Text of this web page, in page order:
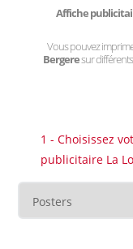
Affiche
Vous pouvez
Bergeresur
1 - Choisissez
publicitaire La